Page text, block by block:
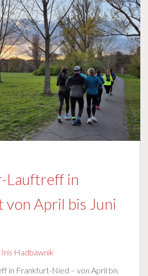
Lauftreff in
von April bis Juni
Iris Hadbawnik
in Frankfurt-Nied – von April bis